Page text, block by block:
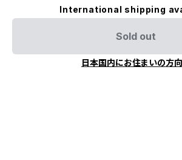
International shipping
Sold out
日本国内にお住まいの方